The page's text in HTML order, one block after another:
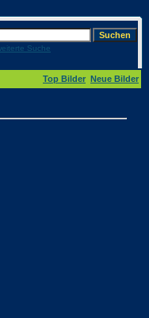
Suche
Top Bilder Neue Bilder